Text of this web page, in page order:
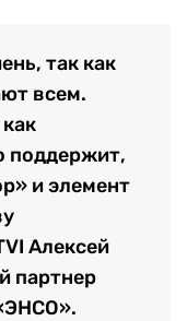
так как
всем.
поддержит,
и элемент
Алексей
партнер